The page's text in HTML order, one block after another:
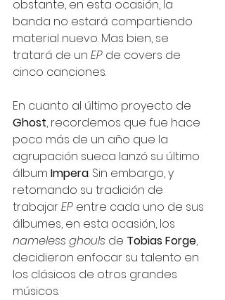
obstante, en esta ocasión, la
banda no estará compartiendo
material nuevo. Mas bien, se
tratará de un EP de covers de
cinco canciones.
En cuanto al último proyecto de
Ghost, recordemos que fue hace
poco más de un año que la
agrupación sueca lanzó su último
álbum Impera. Sin embargo, y
retomando su tradición de
trabajar EP entre cada uno de sus
álbumes, en esta ocasión, los
nameless ghouls de Tobias Forge,
decidieron enfocar su talento en
los clásicos de otros grandes
músicos.